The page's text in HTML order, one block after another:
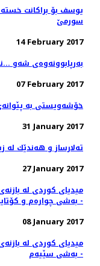
یوسف بۆ براكانت
سورمێ
14 February 2017
به‌رپابوونه‌وه‌ی شه‌و
07 February 2017
خۆشه‌ویستی به‌
31 January 2017
ته‌لارساز و هه‌ندێك له‌
27 January 2017
میدیای كوردی له‌
- به‌شی چواره‌م و
08 January 2017
میدیای كوردی له‌
- به‌شی سێیه‌م